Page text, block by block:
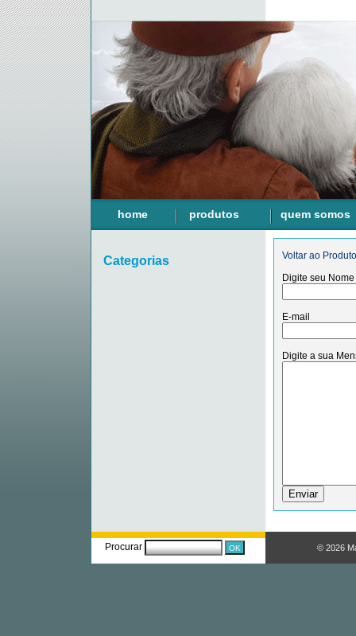
home produtos quem somos
Categorias
Voltar ao Produto
Digite seu Nome
E-mail
Digite a sua
© 2026
Procurar